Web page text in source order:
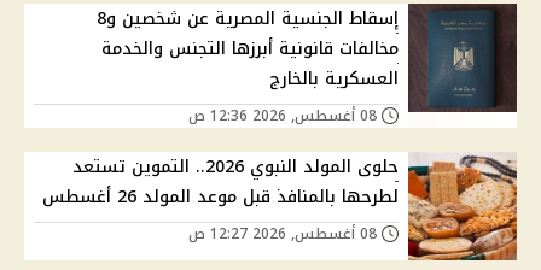
إسقاط الجنسية المصرية عن شخصين و8
مخالفات قانونية أبرزها التجنس والخدمة
العسكرية بالخارج
حلوى المولد النبوي 2026.. التموين تستعد
لطرحها بالمنافذ قبل موعد المولد 26 أغسطس